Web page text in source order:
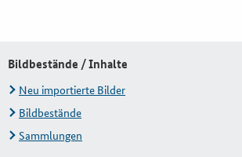
Bildbestände / Inhalte
Neu importierte Bilder
Bildbestände
Sammlungen